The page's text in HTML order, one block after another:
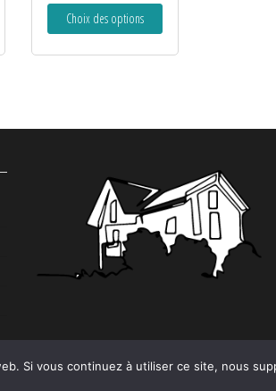
Choix des options
Si vous continuez à utiliser ce site, nous